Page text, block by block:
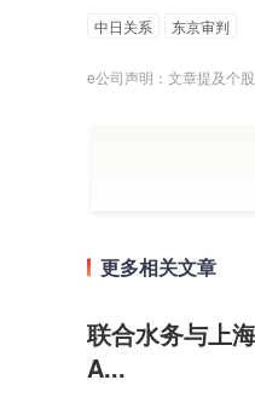
中日关系 东京审判
e公司声明：文章提及个
更多相关文章
联合水务与上
A...